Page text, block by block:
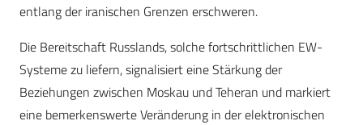
entlang der iranischen Grenzen erschweren.
Die Bereitschaft Russlands, solche fortschrittlichen EW-
Systeme zu liefern, signalisiert eine Stärkung der
Beziehungen zwischen Moskau und Teheran und markiert
eine bemerkenswerte Veränderung in der elektronischen